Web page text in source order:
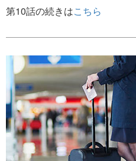
第10話の続きはこちら